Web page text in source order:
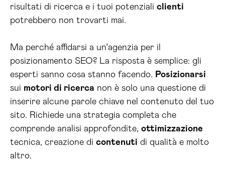
risultati di ricerca e i tuoi potenziali clienti
potrebbero non trovarti mai.
Ma perché affidarsi a un’agenzia per il
posizionamento SEO? La risposta è semplice: gli
esperti sanno cosa stanno facendo. Posizionarsi
sui motori di ricerca non è solo una questione di
inserire alcune parole chiave nel contenuto del tuo
sito. Richiede una strategia completa che
comprende analisi approfondite, ottimizzazione
tecnica, creazione di contenuti di qualità e molto
altro.